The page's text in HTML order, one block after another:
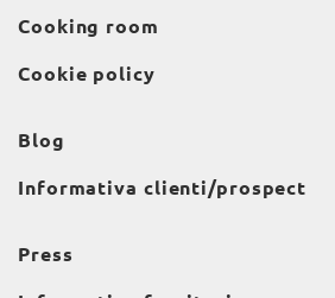
Cooking room
Cookie policy
Blog
Informativa clienti/prospect
Press